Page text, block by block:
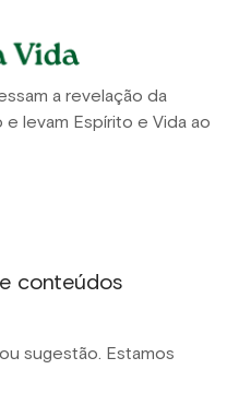
a revelação da
levam Espírito e Vida ao
conteúdos
sugestão. Estamos